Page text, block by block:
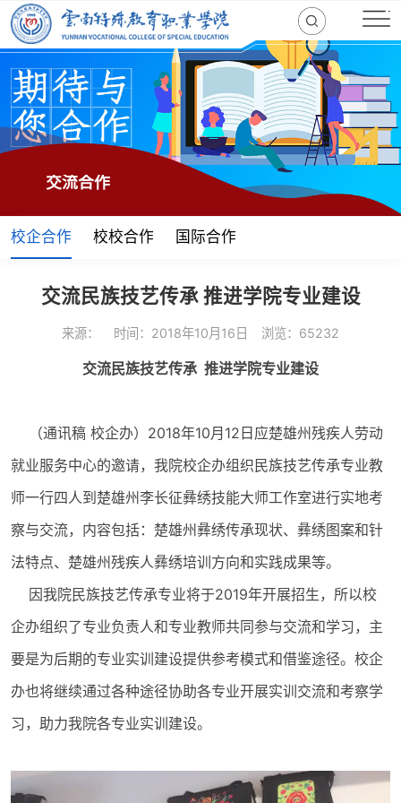
交流合作
校企合作 校校合作 国际合作
交流民族技艺传承 推进学院专业建设
来源： 时间：2018年10月16日 浏览：65232
交流民族技艺传承 推进学院专业建设
（通讯稿 校企办）2018年10月12日应楚雄州残疾人劳动
就业服务中心的邀请，我院校企办组织民族技艺传承专业教
师一行四人到楚雄州李长征彝绣技能大师工作室进行实地考
察与交流，内容包括：楚雄州彝绣传承现状、彝绣图案和针
法特点、楚雄州残疾人彝绣培训方向和实践成果等。
因我院民族技艺传承专业将于2019年开展招生，所以校
企办组织了专业负责人和专业教师共同参与交流和学习，主
要是为后期的专业实训建设提供参考模式和借鉴途径。校企
办也将继续通过各种途径协助各专业开展实训交流和考察学
习，助力我院各专业实训建设。